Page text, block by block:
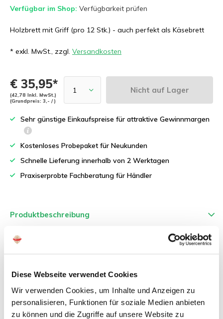
Diese Webseite verwendet Cookies
Wir verwenden Cookies, um Inhalte und Anzeigen zu
personalisieren, Funktionen für soziale Medien anbieten
zu können und die Zugriffe auf unsere Website zu
Verfügbar im Shop: Verfügbarkeit prüfen
Holzbrett mit Griff (pro 12 Stk.) - auch perfekt als Käsebrett
* exkl. MwSt., zzgl. Versandkosten
€ 35,95*
(42,78 Inkl. MwSt.)
(Grundpreis: 3,- / )
Nicht auf Lager
Sehr günstige Einkaufspreise für attraktive Gewinnmargen
Kostenloses Probepaket für Neukunden
Schnelle Lieferung innerhalb von 2 Werktagen
Praxiserprobte Fachberatung für Händler
Produktbeschreibung
Holzbrett mit Griff (pro 12 Stk.)
sich perfekt als Geschenk oder zur eigenen Nutzung, wie zum
Beispiel auf dem Markt, beim Catering oder in einer
Großküche. Das Käsebrett mit Griff hat die folgenden
Abmessungen: 36 cm x 16 cm x 1,2 cm